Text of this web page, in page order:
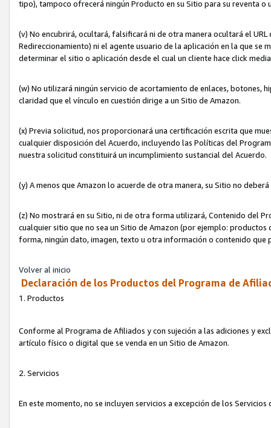
tipo), tampoco ofrecerá ningún Producto en su Sitio para su reventa o
(v) No encubrirá, ocultará, falsificará ni de otra manera ocultará el
Redireccionamiento) ni el agente usuario de la aplicación en la que
determinar el sitio o aplicación desde el cual un cliente hace click
(w) No utilizará ningún servicio de acortamiento de enlaces, botones,
claridad que el vínculo en cuestión dirige a un Sitio de Amazon.
(x) Previa solicitud, nos proporcionará una certificación escrita que
cualquier disposición del Acuerdo, incluyendo las Políticas del
nuestra solicitud constituirá un incumplimiento sustancial del Acuerdo.
(y) A menos que Amazon lo acuerde de otra manera, su Sitio no
(z) No mostrará en su Sitio, ni de otra forma utilizará, Contenido del
cualquier sitio que no sea un Sitio de Amazon (por ejemplo:
forma, ningún dato, imagen, texto u otra información o contenido
Volver al inicio
Declaración de los Productos del Programa de
1. Productos
Conforme al Programa de Afiliados y con sujeción a las adiciones y
artículo físico o digital que se venda en un Sitio de Amazon.
2. Servicios
En este momento, no se incluyen servicios a excepción de los